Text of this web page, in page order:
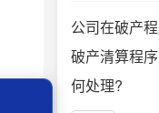
公司在破产
破产清算程
何处理?